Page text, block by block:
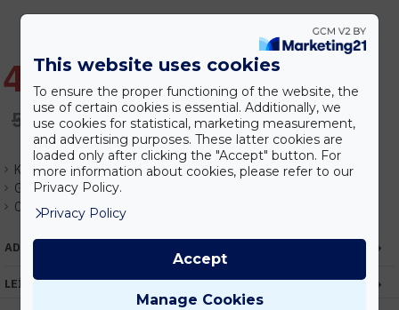
Készlet: Várhatóan 1-3 nap
Gyártó:Kanlux
Cikkszám: EHKX24990
4.554 Ft
5.465 Ft
ADATOK
LEÍRÁS
This website uses cookies
To ensure the proper functioning of the website, the
use of certain cookies is essential. Additionally, we
use cookies for statistical, marketing measurement,
and advertising purposes. These latter cookies are
loaded only after clicking the "Accept" button. For
more information about cookies, please refer to our
Privacy Policy.
Privacy Policy
Manage Cookies
Accept